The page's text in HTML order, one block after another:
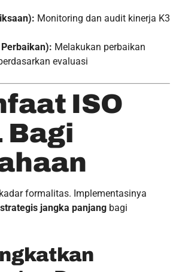
Monitoring dan audit kinerja K3
Melakukan perbaikan
evaluasi
ISO
Bagi
formalitas. Implementasinya
jangka panjang bagi